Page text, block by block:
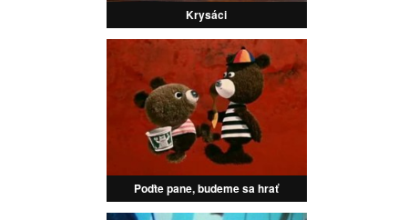
Krysáci
Poďte pane, budeme sa hrať